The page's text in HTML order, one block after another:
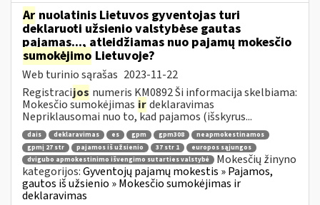
Ar nuolatinis Lietuvos gyventojas turi
deklaruoti užsienio valstybėse gautas
pajamas..., atleidžiamas nuo pajamų mokesčio
sumokėjimo Lietuvoje?
Web turinio sąrašas 2023-11-22
Registracijos numeris KM0892 Ši informacija skelbiama:
Mokesčio sumokėjimas irdeklaravimas
Nepriklausomai nuo to, kad pajamos (išskyrus...
dais deklaravimas es gpm gpm308
neapmokestinamos
gpmį 27 str
pajamos iš užsienio 37 str 1
europos sąjungos
dvigubo apmokestinimo išvengimo sutarties valstybė
Mokesčių žinyno
kategorijos:Gyventojų pajamų mokestis » Pajamos,
gautos iš užsienio » Mokesčio sumokėjimas ir
deklaravimas